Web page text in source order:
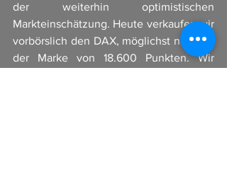
der weiterhin optimistischen
Markteinschätzung. Heute verkaufen wir
vorbörslich den DAX, möglichst nahe an
der Marke von 18.600 Punkten. Wir